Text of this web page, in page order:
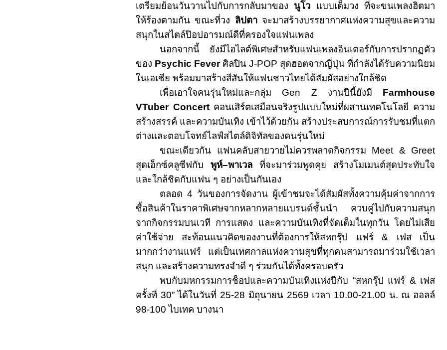
เตรียมย้อนวันวานไปกับการกลับมาของ นูโว แบบเต็มวง ที่จะขนเพลงฮิตมา
ให้ร้องตามกัน ขณะที่วง ลิปตาจะมาสร้างบรรยากาศแห่งความสุขและความ
สนุกในสไตล์ป๊อปอารมณ์ดีที่ครองใจแฟนเพลง
นอกจากนี้ ยังมีไฮไลต์พิเศษสำหรับแฟนเพลงอินเตอร์กับการปรากฏตัว
ของ Psychic Feverศิลปิน J-POP สุดฮอตจากญี่ปุ่น ที่กำลังได้รับความนิยม
ในเอเชีย พร้อมมาสร้างสีสันให้แฟนชาวไทยได้สัมผัสอย่างใกล้ชิด
เพื่อเอาใจคนรุ่นใหม่และกลุ่ม Gen Z งานปีนี้ยังมี Farmhouse
VTuber Concertคอนเสิร์ตเสมือนจริงรูปแบบใหม่ที่ผสานเทคโนโลยี ความ
สร้างสรรค์ และความบันเทิง เข้าไว้ด้วยกัน สร้างประสบการณ์การรับชมที่แตก
ต่างและตอบโจทย์ไลฟ์สไตล์ดิจิทัลของคนรุ่นใหม่
ขณะเดียวกัน แฟนคลับสายวายไม่ควรพลาดกิจกรรม Meet & Greet
สุดเอ็กซ์คลูซีฟกับ พูห์–พาเวล ที่จะมาร่วมพูดคุย สร้างโมเมนต์สุดประทับใจ
และใกล้ชิดกับแฟน ๆ อย่างเป็นกันเอง
ตลอด 4 วันของการจัดงาน ผู้เข้าชมจะได้สัมผัสทั้งความคุ้มค่าจากการ
ซื้อสินค้าในราคาพิเศษจากหลากหลายแบรนด์ชั้นนำ ควบคู่ไปกับความสนุก
จากกิจกรรมบนเวที การแสดง และความบันเทิงที่จัดเต็มในทุกวัน โดยไม่เสีย
ค่าใช้จ่าย สะท้อนแนวคิดของงานที่ต้องการให้สหกรุ๊ป แฟร์& เฟส เป็น
มากกว่างานแฟร์ แต่เป็นเทศกาลแห่งความสุขที่ทุกคนสามารถมาร่วมใช้เวลา
สนุก และสร้างความทรงจำดี ๆ ร่วมกันได้ทั้งครอบครัว
พบกับมหกรรมการช็อปและความบันเทิงแห่งปีกับ “สหกรุ๊ป แฟร์ & เฟส
ครั้งที่ 30” ได้ในวันที่ 25-28 มิถุนายน 2569 เวลา 10.00-21.00 น. ณ ฮอลล์
98-100ไบเทค บางนา